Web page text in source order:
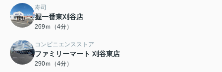
寿司
握一番東刈谷店
269ｍ（4分）
コンビニエンスストア
ファミリーマート 刈谷東店
290ｍ（4分）